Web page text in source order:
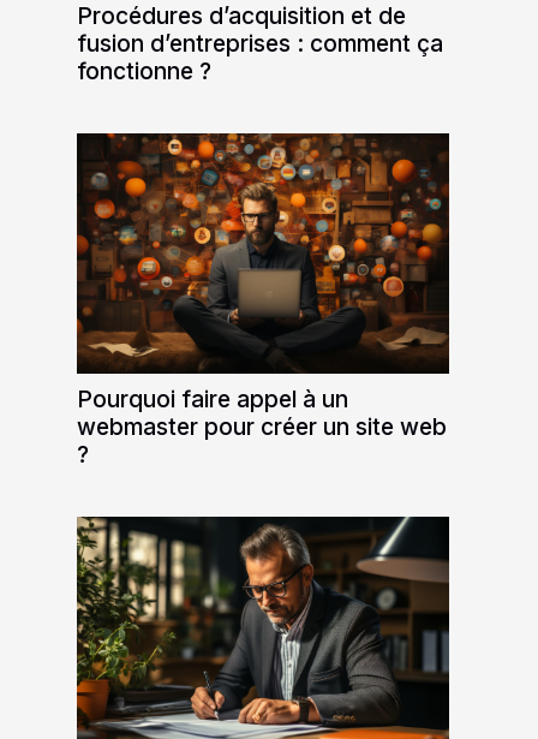
Procédures d’acquisition et de
fusion d’entreprises : comment ça
fonctionne ?
Pourquoi faire appel à un
webmaster pour créer un site web
?